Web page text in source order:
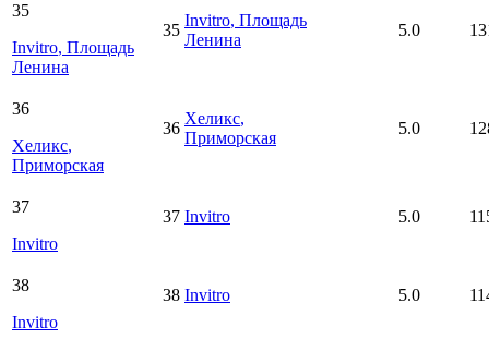
35
Invitro, Площадь
Ленина
35
Invitro, Площадь
Ленина
5.0
36
Хеликс,
Приморская
36
Хеликс,
Приморская
5.0
37
Invitro
37 Invitro 5.0
38
Invitro
38 Invitro 5.0